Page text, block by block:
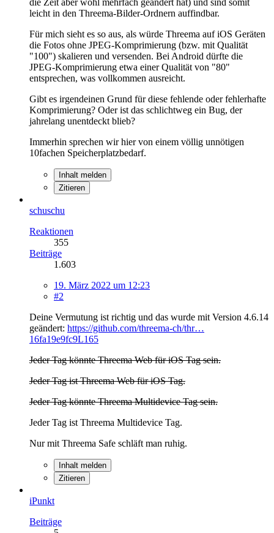
leicht in den Threema-Bilder-Ordnern auffindbar.
Für mich sieht es so aus, als würde Threema auf iOS Geräten
die Fotos ohne JPEG-Komprimierung (bzw. mit Qualität
"100") skalieren und versenden. Bei Android dürfte die
JPEG-Komprimierung etwa einer Qualität von "80"
entsprechen, was vollkommen ausreicht.
Gibt es irgendeinen Grund für diese fehlende oder fehlerhafte
Komprimierung? Oder ist das schlichtweg ein Bug, der
jahrelang unentdeckt blieb?
Immerhin sprechen wir hier von einem völlig unnötigen
10fachen Speicherplatzbedarf.
Inhalt melden
Zitieren
schuschu
Reaktionen
355
Beiträge
1.603
19. März 2022 um 12:23
#2
Deine Vermutung ist richtig und das wurde mit Version 4.6.14
geändert: https://github.com/threema-ch/thr…
16fa19e9fc9L165
Jeder Tag könnte Threema Web für iOS Tag sein.
Jeder Tag ist Threema Web für iOS Tag.
Jeder Tag könnte Threema Multidevice Tag sein.
Jeder Tag ist Threema Multidevice Tag.
Nur mit Threema Safe schläft man ruhig.
Inhalt melden
Zitieren
iPunkt
Beiträge